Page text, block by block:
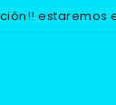
estaremos